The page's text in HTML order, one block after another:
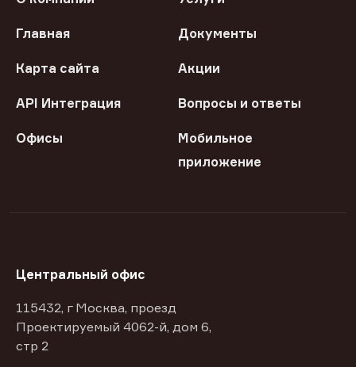
Главная Документы
Карта сайта Акции
API Интеграция Вопросы и ответы
Офисы
Мобильное
приложение
Центральный офис
115432, г Москва, проезд
Проектируемый 4062-й, дом 6,
стр 2